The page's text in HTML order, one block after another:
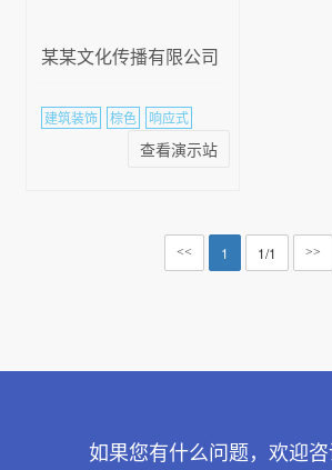
某某文化传播有限公司
建筑装饰 棕色 响应式
查看演示站
<< 1 1/1 >>
如果您有什么问题，欢迎